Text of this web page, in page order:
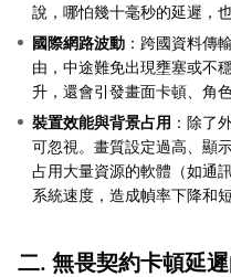
說，哪怕幾十毫秒的延遲，
國際網路波動 ：跨國資料傳
由，中途難免出現壅塞或不
升，還會引發畫面卡頓、角
裝置效能與背景占用 ：除了
可忽視。畫質設定過高、顯
占用大量資源的軟體（如通
系統速度，造成幀率下降和短
二. 無畏契約卡頓延